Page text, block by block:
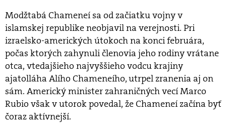
Modžtabá Chameneí sa od začiatku vojny v
islamskej republike neobjavil na verejnosti. Pri
izraelsko-amerických útokoch na konci februára,
počas ktorých zahynuli členovia jeho rodiny vrátane
otca, vtedajšieho najvyššieho vodcu krajiny
ajatolláha Alího Chameneího, utrpel zranenia aj on
sám. Americký minister zahraničných vecí Marco
Rubio však v utorok povedal, že Chameneí začína byť
čoraz aktívnejší.